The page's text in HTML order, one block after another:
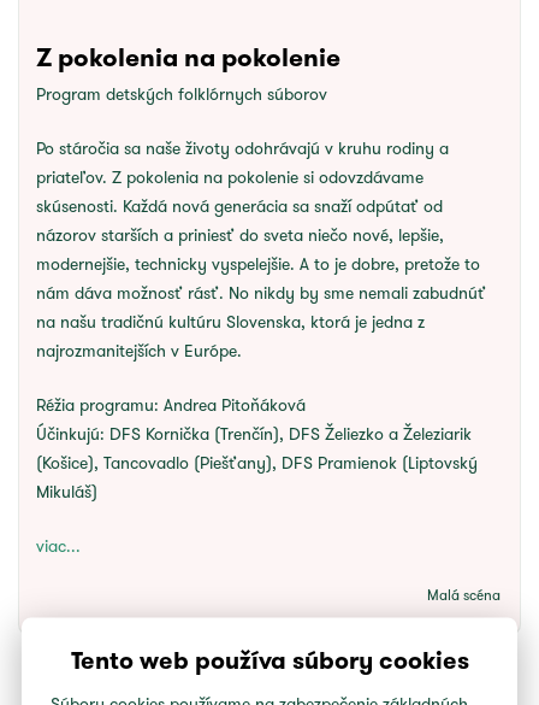
Z pokolenia na pokolenie
Program detských folklórnych súborov
Po stáročia sa naše životy odohrávajú v kruhu rodiny a
priateľov. Z pokolenia na pokolenie si odovzdávame
skúsenosti. Každá nová generácia sa snaží odpútať od
názorov starších a priniesť do sveta niečo nové, lepšie,
modernejšie, technicky vyspelejšie. A to je dobre, pretože to
nám dáva možnosť rásť. No nikdy by sme nemali zabudnúť
na našu tradičnú kultúru Slovenska, ktorá je jedna z
najrozmanitejších v Európe.
Réžia programu: Andrea Pitoňáková
Účinkujú: DFS Kornička (Trenčín), DFS Želiezko a Železiarik
(Košice), Tancovadlo (Piešťany), DFS Pramienok (Liptovský
Mikuláš)
viac...
Malá scéna
Tento web používa súbory cookies